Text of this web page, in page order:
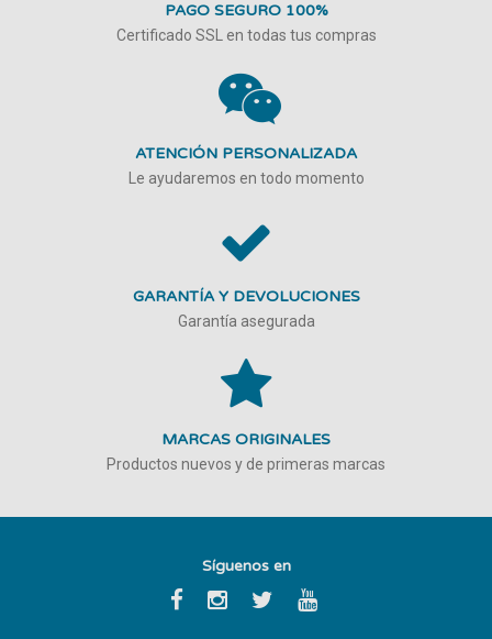
PAGO SEGURO 100%
Certificado SSL en todas tus compras
ATENCIÓN PERSONALIZADA
Le ayudaremos en todo momento
GARANTÍA Y DEVOLUCIONES
Garantía asegurada
MARCAS ORIGINALES
Productos nuevos y de primeras marcas
Síguenos en